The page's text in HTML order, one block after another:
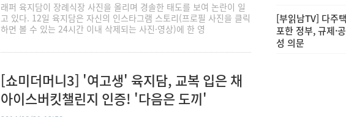
래퍼 육지담이 장례식장 사진을 올리며 경솔한 태도를 보여 논란이 일
고 있다. 12일 육지담은 자신의 인스타그램 스토리(프로필 사진을 클릭
하면 볼 수 있는 24시간 이내 삭제되는 사진·영상)에 한 영
[쇼미더머니3] '여고생' 육지담, 교복 입은 채
아이스버킷챌린지 인증! '다음은 도끼'
[부읽남TV] 다주
포한 정부, 규제·
성 의문